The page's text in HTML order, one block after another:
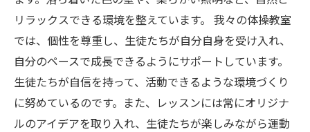
リラックスできる環境を整えています。 我々の体操教室
では、個性を尊重し、生徒たちが自分自身を受け入れ、
自分のペースで成長できるようにサポートしています。
生徒たちが自信を持って、活動できるような環境づくり
に努めているのです。また、レッスンには常にオリジナ
ルのアイデアを取り入れ、生徒たちが楽しみながら運動